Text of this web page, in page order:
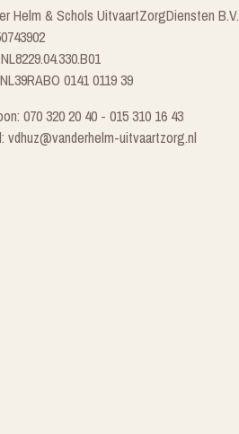
Helm & Schols UitvaartZorgDiensten B.V.
0141 0119 39
070 320 20 40 - 015 310 16 43
vdhuz@vanderhelm-uitvaartzorg.nl